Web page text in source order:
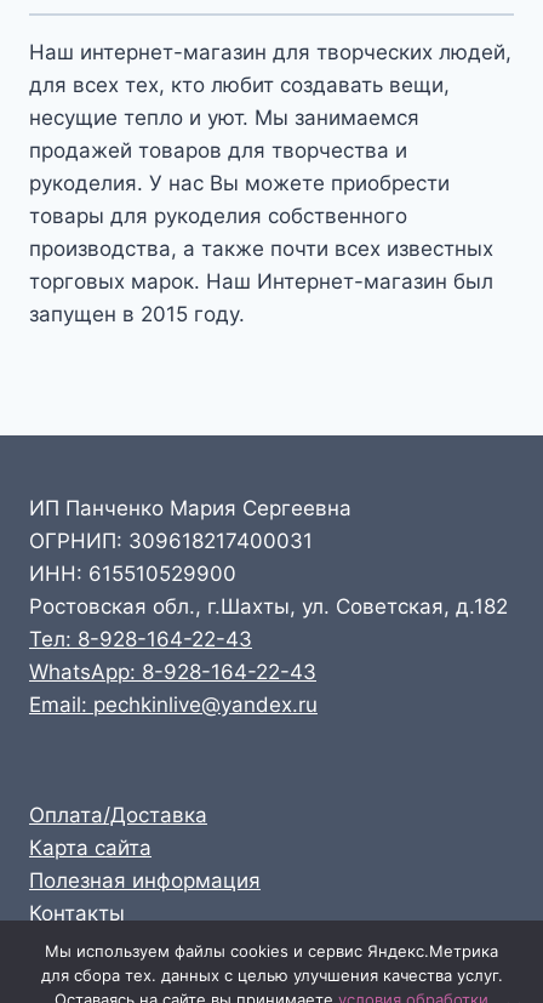
Наш интернет-магазин для творческих людей,
для всех тех, кто любит создавать вещи,
несущие тепло и уют. Мы занимаемся
продажей товаров для творчества и
рукоделия. У нас Вы можете приобрести
товары для рукоделия собственного
производства, а также почти всех известных
торговых марок. Наш Интернет-магазин был
запущен в 2015 году.
ИП Панченко Мария Сергеевна
ОГРНИП: 309618217400031
ИНН: 615510529900
Ростовская обл., г.Шахты, ул. Советская, д.182
Тел: 8-928-164-22-43
WhatsApp: 8-928-164-22-43
Email: pechkinlive@yandex.ru
Оплата/Доставка
Карта сайта
Полезная информация
Контакты
Личный кабинет
Опт: 8-928-164-22-43
Мы используем файлы cookies и сервис Яндекс.Метрика
для сбора тех. данных с целью улучшения качества услуг.